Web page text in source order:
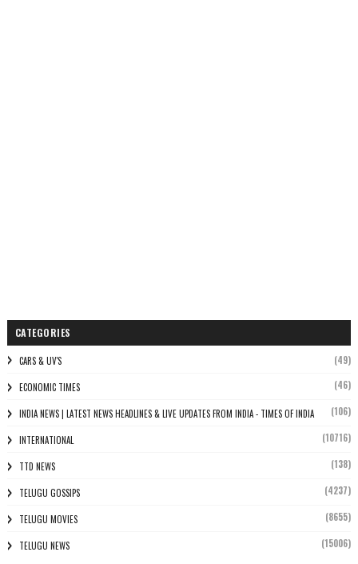
CATEGORIES
CARS & UV'S (49)
ECONOMIC TIMES (46)
INDIA NEWS | LATEST NEWS HEADLINES & LIVE UPDATES FROM INDIA - TIMES OF INDIA (106)
INTERNATIONAL (10716)
TTD NEWS (138)
TELUGU GOSSIPS (4237)
TELUGU MOVIES (8655)
TELUGU NEWS (15006)